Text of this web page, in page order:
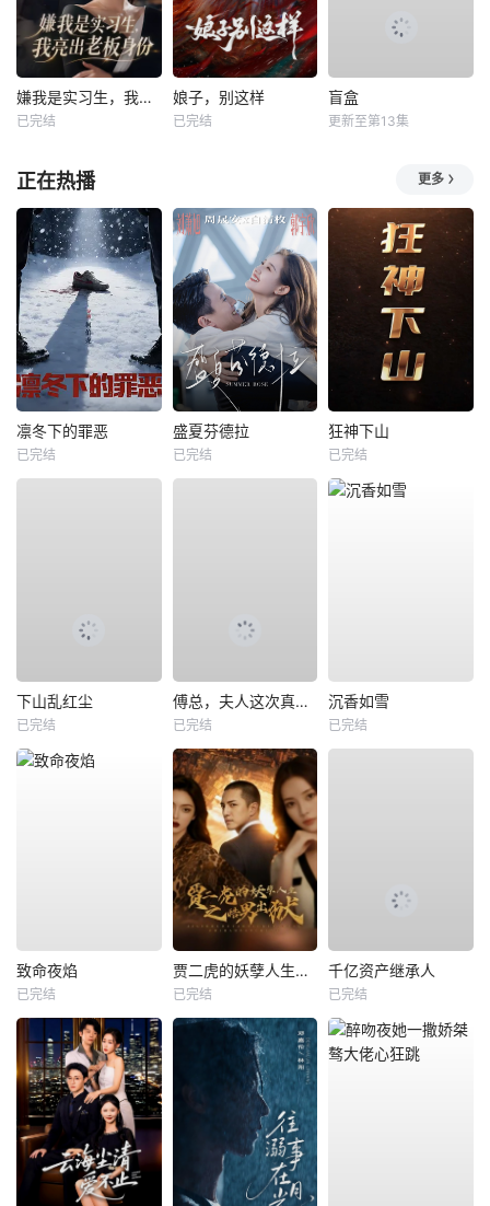
嫌我是实习生，我亮出老板身份
已完结
娘子，别这样
已完结
盲盒
更新至第13集
正在热播 更多
凛冬下的罪恶
已完结
盛夏芬德拉
已完结
狂神下山
已完结
下山乱红尘
已完结
傅总，夫人这次真的死了
已完结
沉香如雪
已完结
致命夜焰
已完结
贾二虎的妖孽人生之皓男出狱
已完结
千亿资产继承人
已完结